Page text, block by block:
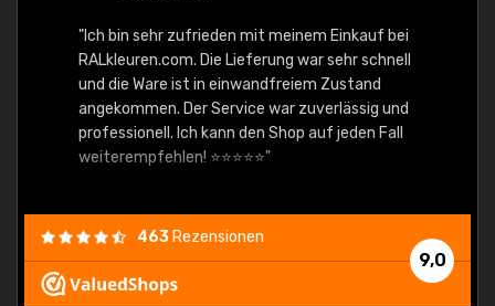
"Ich bin sehr zufrieden mit meinem Einkauf bei
RALkleuren.com. Die Lieferung war sehr schnell
und die Ware ist in einwandfreiem Zustand
angekommen. Der Service war zuverlässig und
professionell. Ich kann den Shop auf jeden Fall
weiterempfehlen! ⭐⭐⭐⭐⭐"
9,0
463 Rezensionen